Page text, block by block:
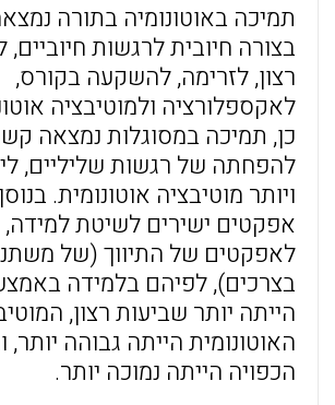
תמיכה באוטונומיה בתורה
בצורה חיובית לרגשות
רצון, לזרימה, להשקעה בקורס,
לאקספלורציה ולמוטיבציה
כן, תמיכה במסוגלות נמצאה
להפחתה של רגשות שליליים,
ויותר מוטיבציה אוטונומית.
אפקטים ישירים לשיטת
לאפקטים של התיווך (של
הייתה יותר שביעות רצון,
האוטונומית הייתה גבוהה יותר,
הכפויה הייתה נמוכה יותר.